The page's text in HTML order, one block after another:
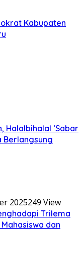
Kabupaten
Halalbihalal ‘Sabar
Berlangsung
2025249 View
Trilema
dan